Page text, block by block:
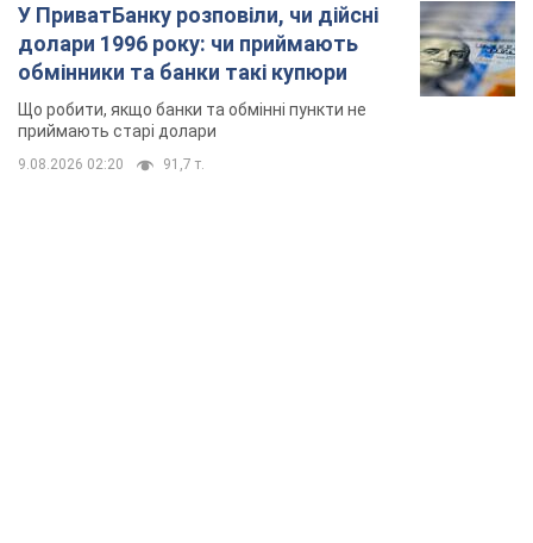
У ПриватБанку розповіли, чи дійсні
долари 1996 року: чи приймають
обмінники та банки такі купюри
Що робити, якщо банки та обмінні пункти не
приймають старі долари
9.08.2026 02:20 91,7 т.